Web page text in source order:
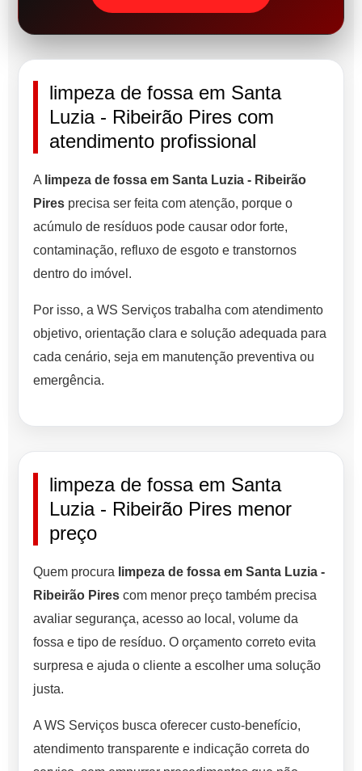
limpeza de fossa em Santa
Luzia - Ribeirão Pires com
atendimento profissional
A limpeza de fossa em Santa Luzia - Ribeirão
Pires precisa ser feita com atenção, porque o
acúmulo de resíduos pode causar odor forte,
contaminação, refluxo de esgoto e transtornos
dentro do imóvel.
Por isso, a WS Serviços trabalha com atendimento
objetivo, orientação clara e solução adequada para
cada cenário, seja em manutenção preventiva ou
emergência.
limpeza de fossa em Santa
Luzia - Ribeirão Pires menor
preço
Quem procura limpeza de fossa em Santa Luzia -
Ribeirão Pires com menor preço também precisa
avaliar segurança, acesso ao local, volume da
fossa e tipo de resíduo. O orçamento correto evita
surpresa e ajuda o cliente a escolher uma solução
justa.
A WS Serviços busca oferecer custo-benefício,
atendimento transparente e indicação correta do